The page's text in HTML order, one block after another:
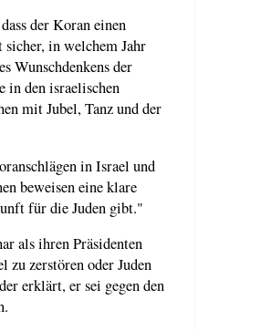
der Koran einen
in welchem ​​Jahr
Wunschdenkens der
in den israelischen
mit Jubel, Tanz und der
in Israel und
beweisen eine klare
für die Juden gibt."
als ihren Präsidenten
zu zerstören oder Juden
erklärt, er sei gegen den